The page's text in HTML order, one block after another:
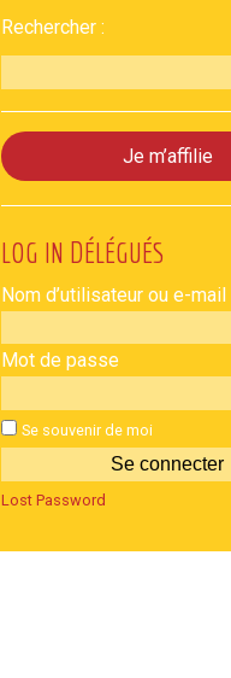
Rechercher :
Je m’affilie
LOG IN
Nom d’utilisateur ou e-mail
Mot de passe
Se souvenir de moi
Lost Password